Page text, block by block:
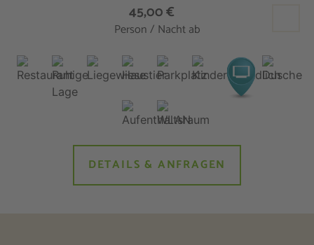
45,00 €
Person / Nacht ab
DETAILS & ANFRAGEN